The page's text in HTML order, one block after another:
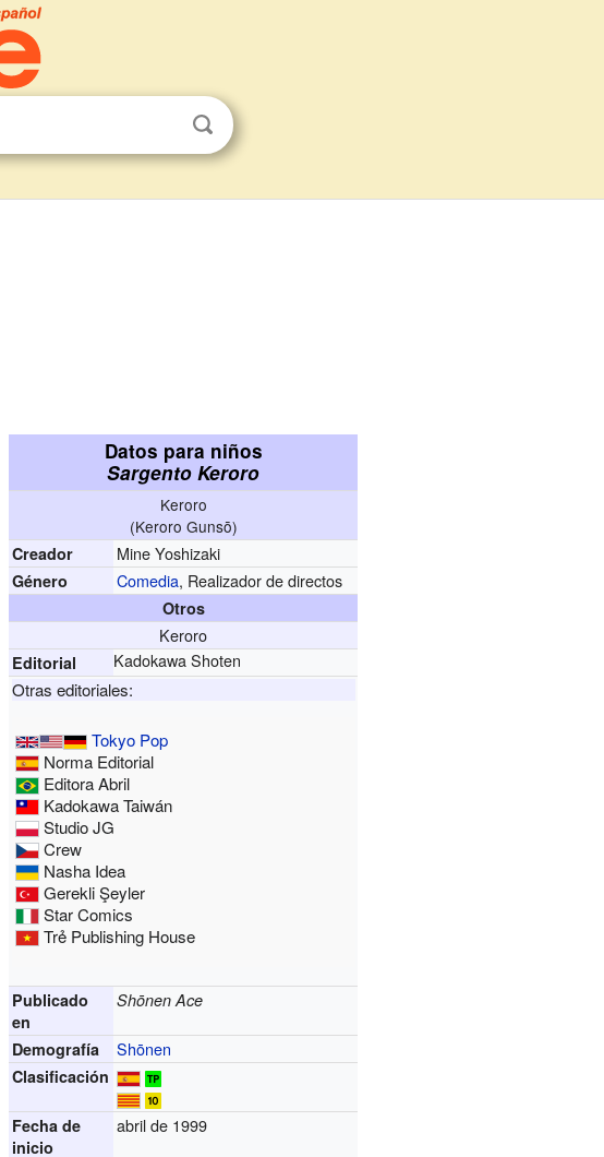
Datos para niños
Sargento Keroro
Keroro
(Keroro Gunsō)
Creador
Mine Yoshizaki
Género Comedia, Realizador de directos
Otros
Keroro
Editorial
Kadokawa Shoten
Otras editoriales:
Tokyo Pop
Norma Editorial
Editora Abril
Kadokawa Taiwán
Studio JG
Crew
Nasha Idea
Gerekli Şeyler
Star Comics
Trẻ Publishing House
Publicado
en
Shōnen Ace
Demografía Shōnen
Clasificación
Fecha de
inicio
abril de 1999